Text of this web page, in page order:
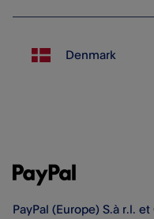
PayPal (Europe) S.à r.l.